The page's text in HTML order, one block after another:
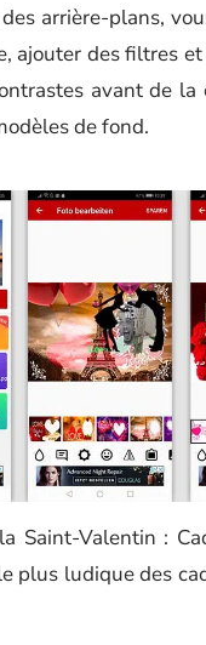
arrière-plans,
ajouter des filtres
avant de la
de fond.
Saint-Valentin :
plus ludique des